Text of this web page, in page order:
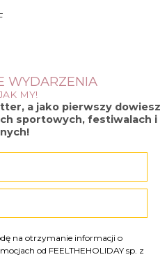
WYDARZENIA
MY!
, a jako pierwszy dowiesz
sportowych, festiwalach i
na otrzymanie informacji o
od FEELTHEHOLIDAY sp. z